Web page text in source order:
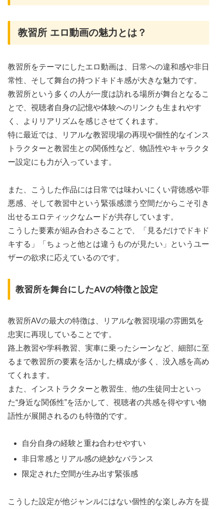
教習所 エロ動画の魅力とは？
教習所をテーマにしたエロ動画は、日常への違和感や非日
常性、そして舞台の持つドキドキ感が大きな魅力です。
教習所という多くの人が一度は訪れる場所が舞台となるこ
とで、視聴者自身の記憶や体験へのリンクも生まれやす
く、よりリアリズムを感じさせてくれます。
特に最近では、リアルな教習現場の再現や個性的なインス
トラクターと教習生との関係性など、物語性やキャラクタ
ー設定にも力が入っています。
また、こうした作品には日常では味わいにくい背徳感や罪
悪感、そして教習中という緊張感漂う空間だからこそ引き
出せるエロティックなムードが共存しています。
こうした要素が組み合わさることで、「見るだけでドキド
キする」「ちょっと他とは違うものが見たい」というユー
ザーの欲求に応えているのです。
教習所を舞台にしたAVの特徴と設定
教習所AVの最大の特徴は、リアルな教習現場の雰囲気を
忠実に再現していることです。
路上教習や学科教習、実車に乗ったシーンなど、細部に至
るまで教習所の要素を活かした構成が多く、没入感を高め
てくれます。
また、インストラクターと教習生、他の生徒同士といっ
た“身近な関係性”を活かして、視聴者の共感を得やすい物
語性が展開されるのも特徴的です。
自分自身の経験と重ね合わせやすい
非日常感とリアル感の絶妙なバランス
限定された空間が生み出す緊張感
こうした設定が他ジャンルにはない個性的な楽しみ方を提